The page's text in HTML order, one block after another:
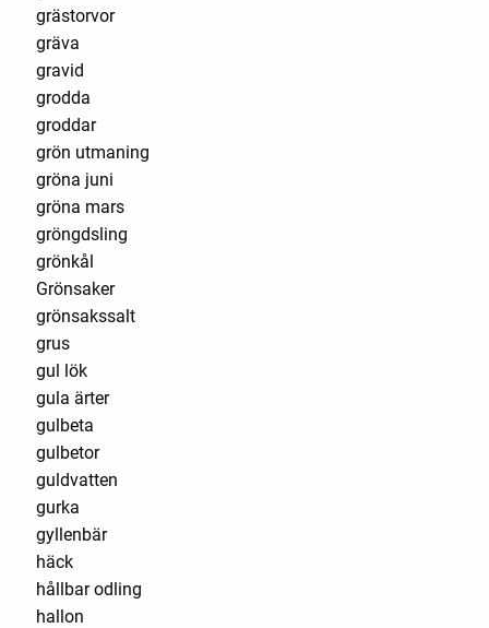
grästorvor
gräva
gravid
grodda
groddar
grön utmaning
gröna juni
gröna mars
gröngdsling
grönkål
Grönsaker
grönsakssalt
grus
gul lök
gula ärter
gulbeta
gulbetor
guldvatten
gurka
gyllenbär
häck
hållbar odling
hallon